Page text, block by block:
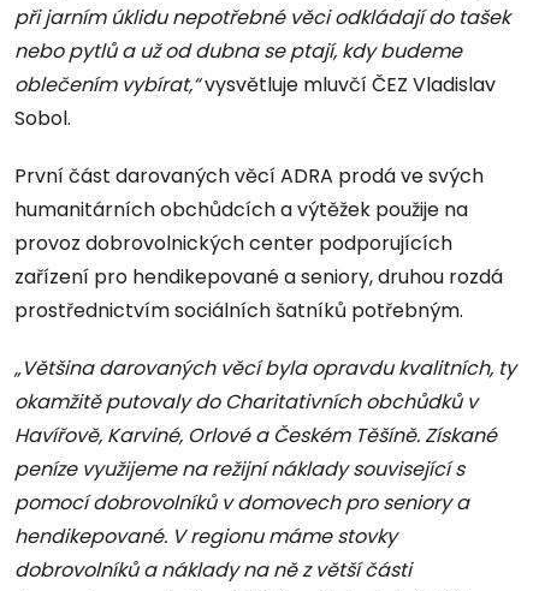
při jarním úklidu nepotřebné věci odkládají do tašek
nebo pytlů a už od dubna se ptají, kdy budeme
oblečením vybírat,“vysvětluje mluvčí ČEZ Vladislav
Sobol.
První část darovaných věcí ADRA prodá ve svých
humanitárních obchůdcích a výtěžek použije na
provoz dobrovolnických center podporujících
zařízení pro hendikepované a seniory, druhou rozdá
prostřednictvím sociálních šatníků potřebným.
„Většina darovaných věcí byla opravdu kvalitních, ty
okamžitě putovaly do Charitativních obchůdků v
Havířově, Karviné, Orlové a Českém Těšíně. Získané
peníze využijeme na režijní náklady související s
pomocí dobrovolníků v domovech pro seniory a
hendikepované. V regionu máme stovky
dobrovolníků a náklady na ně z větší části